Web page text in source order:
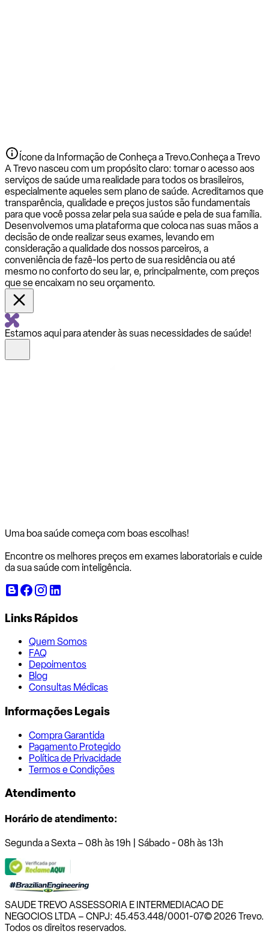
Ícone da Informação de Conheça a Trevo.Conheça a Trevo
A Trevo nasceu com um propósito claro: tornar o acesso aos
serviços de saúde uma realidade para todos os brasileiros,
especialmente aqueles sem plano de saúde. Acreditamos que
transparência, qualidade e preços justos são fundamentais
para que você possa zelar pela sua saúde e pela de sua família.
Desenvolvemos uma plataforma que coloca nas suas mãos a
decisão de onde realizar seus exames, levando em
consideração a qualidade dos nossos parceiros, a
conveniência de fazê-los perto de sua residência ou até
mesmo no conforto do seu lar, e, principalmente, com preços
que se encaixam no seu orçamento.
Estamos aqui para atender às suas necessidades de saúde!
Uma boa saúde começa com boas escolhas!
Encontre os melhores preços em exames laboratoriais e cuide
da sua saúde com inteligência.
Links Rápidos
Quem Somos
FAQ
Depoimentos
Blog
Consultas Médicas
Informações Legais
Compra Garantida
Pagamento Protegido
Política de Privacidade
Termos e Condições
Atendimento
Horário de atendimento:
Segunda a Sexta – 08h às 19h | Sábado - 08h às 13h
SAUDE TREVO ASSESSORIA E INTERMEDIACAO DE
NEGOCIOS LTDA – CNPJ: 45.453.448/0001-07© 2026 Trevo.
Todos os direitos reservados.